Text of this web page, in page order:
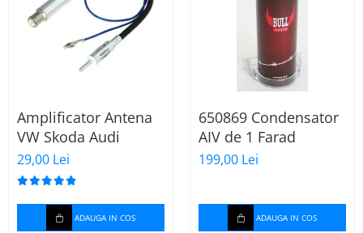
Amplificator Antena
VW Skoda Audi
29,00 Lei
ADAUGA IN COS
650869 Condensator
AIV de 1 Farad
199,00 Lei
ADAUGA IN COS